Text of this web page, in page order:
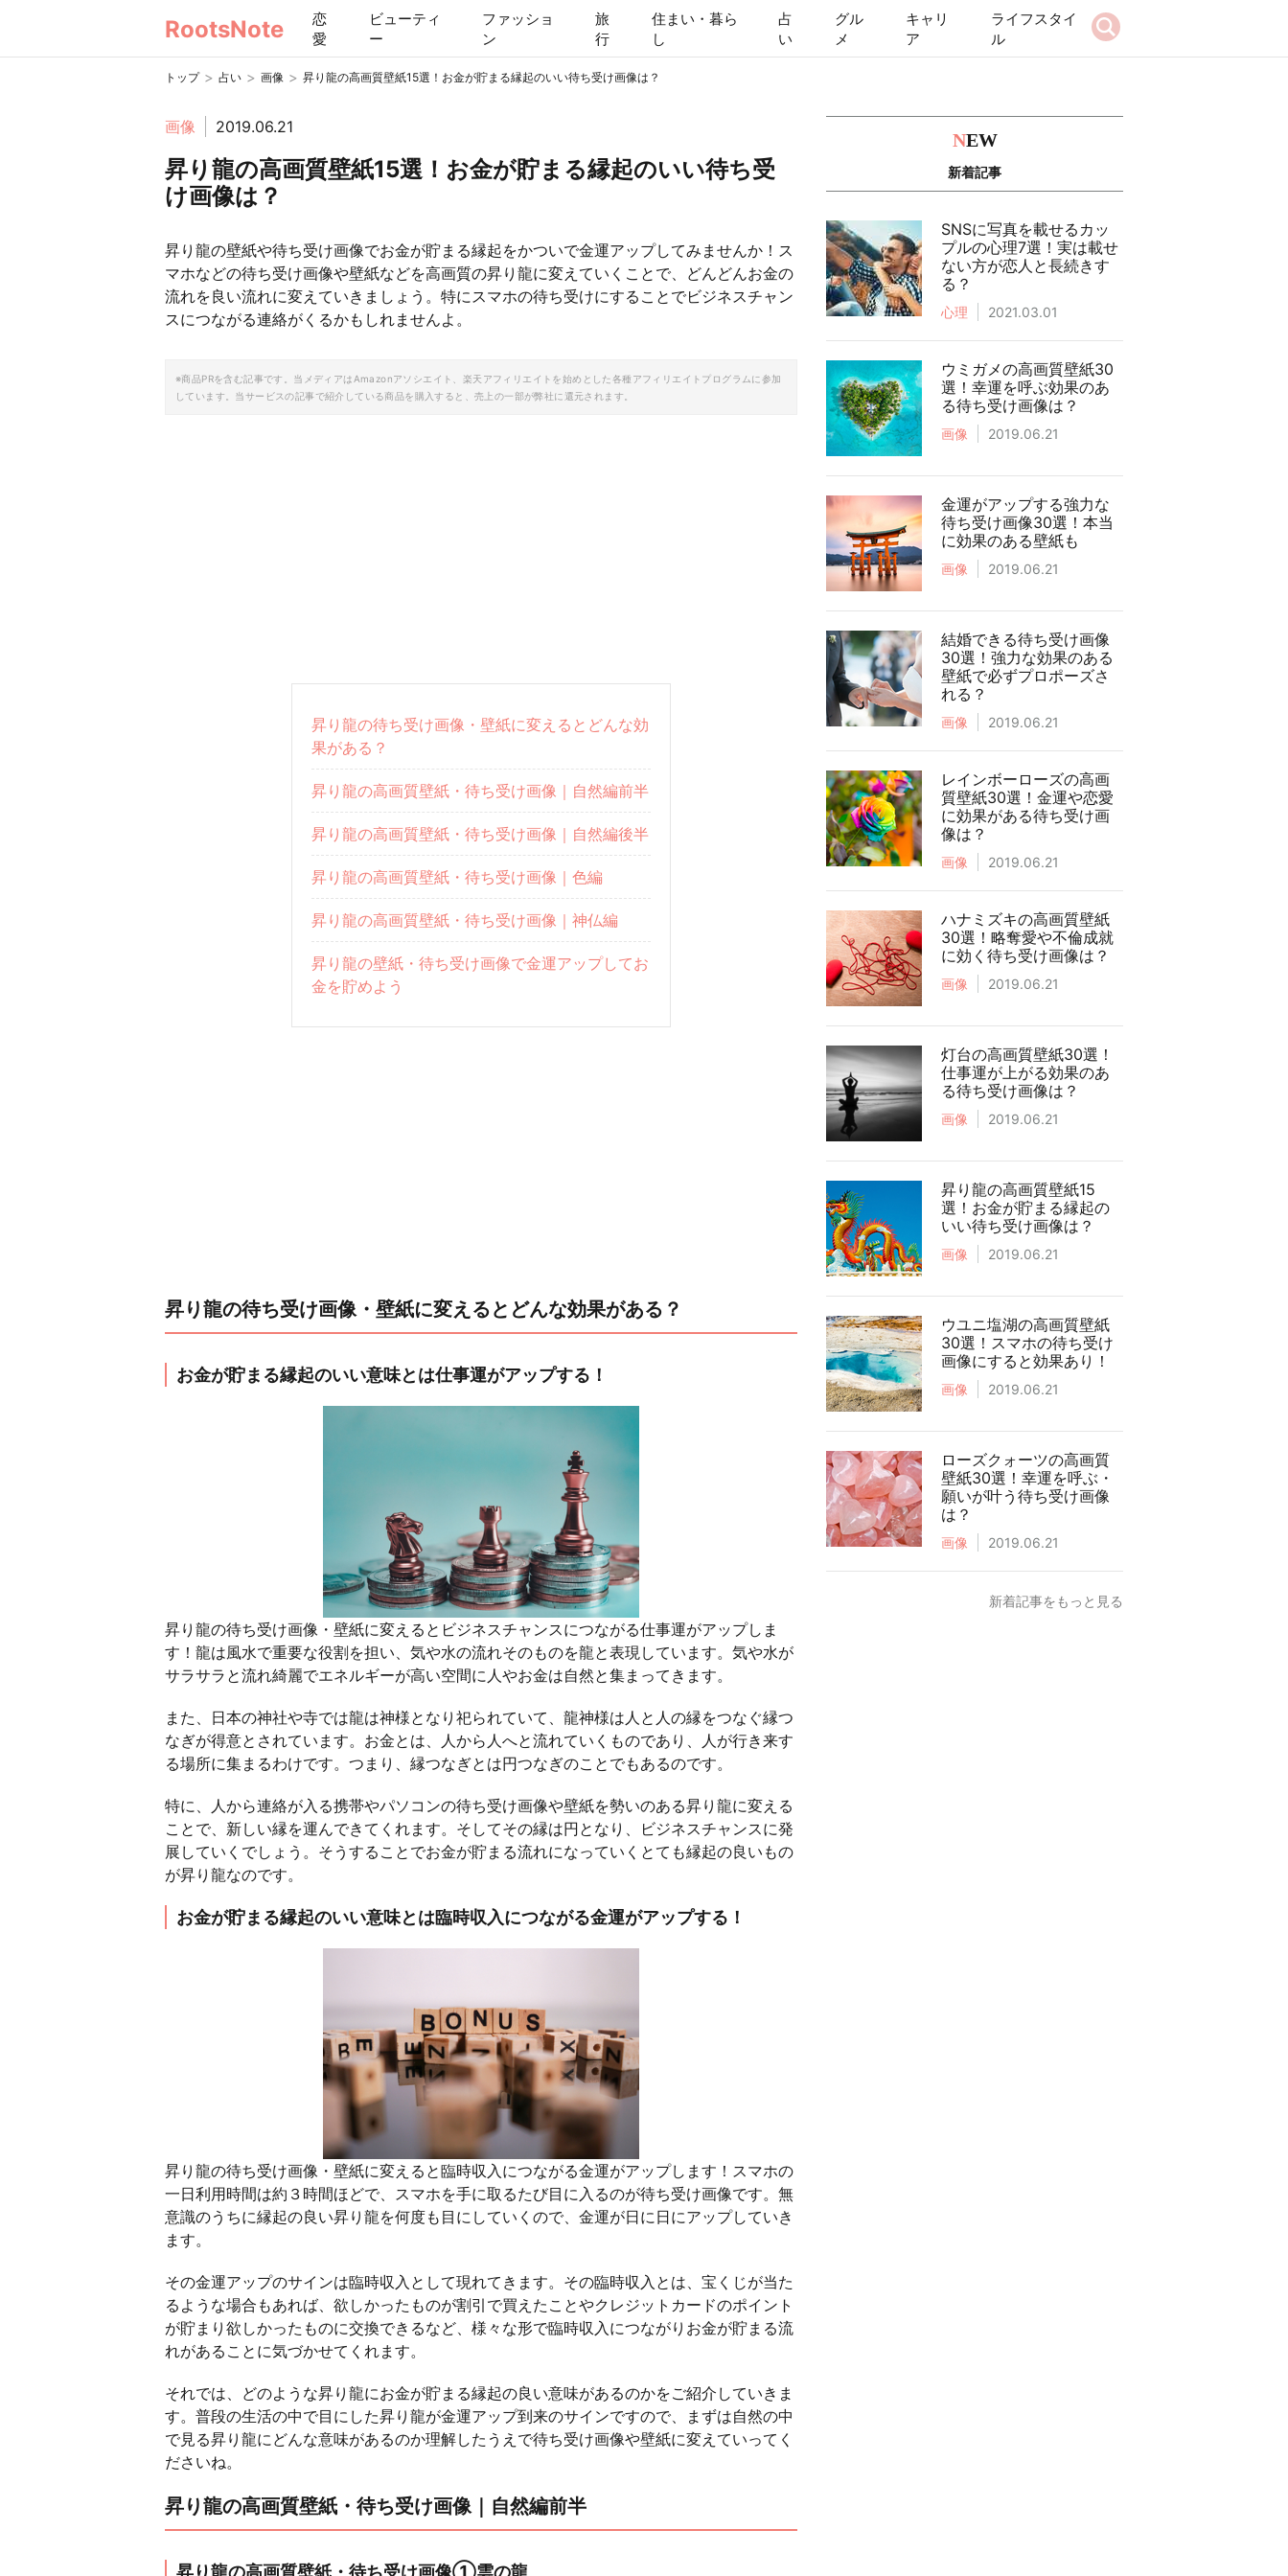
RootsNote
恋
愛
ビューティ
ー
ファッショ
ン
旅
行
住まい・暮ら
し
占
い
グル
メ
キャリ
ア
ライフスタイ
ル
トップ > 占い > 画像 > 昇り龍の高画質壁紙15選！お金が貯まる縁起のいい待ち受け画像は？
画像 2019.06.21
昇り龍の高画質壁紙15選！お金が貯まる縁起のいい待ち受
け画像は？
昇り龍の壁紙や待ち受け画像でお金が貯まる縁起をかついで金運アップしてみませんか！ス
マホなどの待ち受け画像や壁紙などを高画質の昇り龍に変えていくことで、どんどんお金の
流れを良い流れに変えていきましょう。特にスマホの待ち受けにすることでビジネスチャン
スにつながる連絡がくるかもしれませんよ。
※商品PRを含む記事です。当メディアはAmazonアソシエイト、楽天アフィリエイトを始めとした各種アフィリエイトプログラムに参加
しています。当サービスの記事で紹介している商品を購入すると、売上の一部が弊社に還元されます。
昇り龍の待ち受け画像・壁紙に変えるとどんな効
果がある？
昇り龍の高画質壁紙・待ち受け画像｜自然編前半
昇り龍の高画質壁紙・待ち受け画像｜自然編後半
昇り龍の高画質壁紙・待ち受け画像｜色編
昇り龍の高画質壁紙・待ち受け画像｜神仏編
昇り龍の壁紙・待ち受け画像で金運アップしてお
金を貯めよう
昇り龍の待ち受け画像・壁紙に変えるとどんな効果がある？
お金が貯まる縁起のいい意味とは仕事運がアップする！
昇り龍の待ち受け画像・壁紙に変えるとビジネスチャンスにつながる仕事運がアップしま
す！龍は風水で重要な役割を担い、気や水の流れそのものを龍と表現しています。気や水が
サラサラと流れ綺麗でエネルギーが高い空間に人やお金は自然と集まってきます。
また、日本の神社や寺では龍は神様となり祀られていて、龍神様は人と人の縁をつなぐ縁つ
なぎが得意とされています。お金とは、人から人へと流れていくものであり、人が行き来す
る場所に集まるわけです。つまり、縁つなぎとは円つなぎのことでもあるのです。
特に、人から連絡が入る携帯やパソコンの待ち受け画像や壁紙を勢いのある昇り龍に変える
ことで、新しい縁を運んできてくれます。そしてその縁は円となり、ビジネスチャンスに発
展していくでしょう。そうすることでお金が貯まる流れになっていくとても縁起の良いもの
が昇り龍なのです。
お金が貯まる縁起のいい意味とは臨時収入につながる金運がアップする！
昇り龍の待ち受け画像・壁紙に変えると臨時収入につながる金運がアップします！スマホの
一日利用時間は約３時間ほどで、スマホを手に取るたび目に入るのが待ち受け画像です。無
意識のうちに縁起の良い昇り龍を何度も目にしていくので、金運が日に日にアップしていき
ます。
その金運アップのサインは臨時収入として現れてきます。その臨時収入とは、宝くじが当た
るような場合もあれば、欲しかったものが割引で買えたことやクレジットカードのポイント
が貯まり欲しかったものに交換できるなど、様々な形で臨時収入につながりお金が貯まる流
れがあることに気づかせてくれます。
それでは、どのような昇り龍にお金が貯まる縁起の良い意味があるのかをご紹介していきま
す。普段の生活の中で目にした昇り龍が金運アップ到来のサインですので、まずは自然の中
で見る昇り龍にどんな意味があるのか理解したうえで待ち受け画像や壁紙に変えていってく
ださいね。
昇り龍の高画質壁紙・待ち受け画像｜自然編前半
昇り龍の高画質壁紙・待ち受け画像①雲の龍
NEW
新着記事
SNSに写真を載せるカッ
プルの心理7選！実は載せ
ない方が恋人と長続きす
る？
心理 2021.03.01
ウミガメの高画質壁紙30
選！幸運を呼ぶ効果のあ
る待ち受け画像は？
画像 2019.06.21
金運がアップする強力な
待ち受け画像30選！本当
に効果のある壁紙も
画像 2019.06.21
結婚できる待ち受け画像
30選！強力な効果のある
壁紙で必ずプロポーズさ
れる？
画像 2019.06.21
レインボーローズの高画
質壁紙30選！金運や恋愛
に効果がある待ち受け画
像は？
画像 2019.06.21
ハナミズキの高画質壁紙
30選！略奪愛や不倫成就
に効く待ち受け画像は？
画像 2019.06.21
灯台の高画質壁紙30選！
仕事運が上がる効果のあ
る待ち受け画像は？
画像 2019.06.21
昇り龍の高画質壁紙15
選！お金が貯まる縁起の
いい待ち受け画像は？
画像 2019.06.21
ウユニ塩湖の高画質壁紙
30選！スマホの待ち受け
画像にすると効果あり！
画像 2019.06.21
ローズクォーツの高画質
壁紙30選！幸運を呼ぶ・
願いが叶う待ち受け画像
は？
画像 2019.06.21
新着記事をもっと見る